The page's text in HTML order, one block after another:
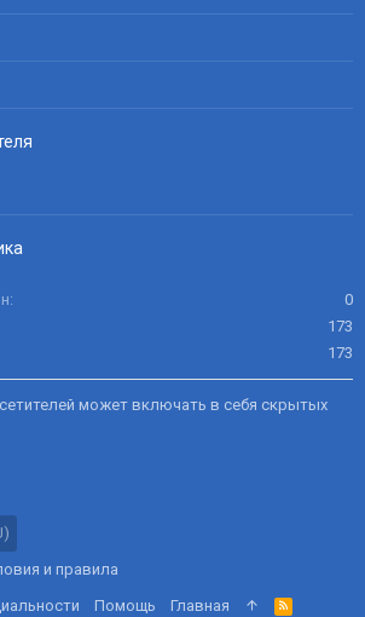
0
173
173
может включать в себя скрытых
и правила
Помощь Главная
R